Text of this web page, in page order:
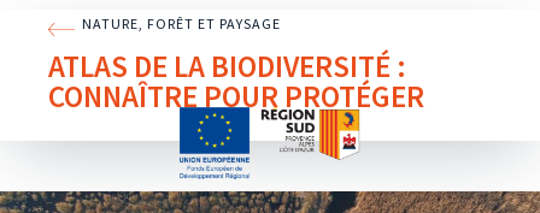
NATURE, FORÊT ET PAYSAGE
ATLAS DE LA BIODIVERSITÉ :
CONNAÎTRE POUR PROTÉGER